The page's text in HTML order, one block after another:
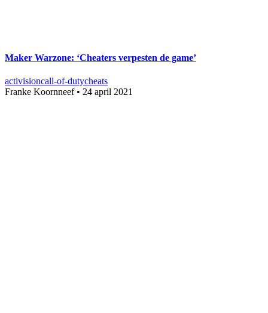
Maker Warzone: ‘Cheaters verpesten de game’
activisioncall-of-dutycheats
Franke Koornneef• 24 april 2021